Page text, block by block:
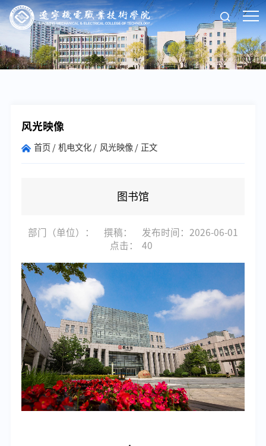
风光映像
首页 机电文化 风光映像 正文
图书馆
部门（单位）： 撰稿：
发布时间：2026-06-01
点击：
40